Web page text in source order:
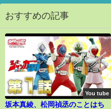
おすすめの記事
You tube
坂本真綾、松岡禎丞のことはち